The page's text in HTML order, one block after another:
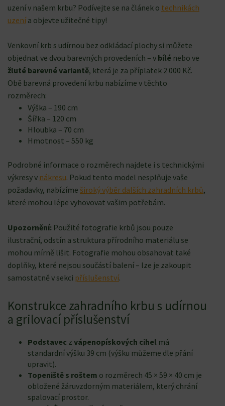
uzení v našem krbu? Podívejte se na článek o technikách
uzenía objevte užitečné tipy!
Venkovní krb s udírnou bez odkládací plochy si můžete
objednat ve dvou barevných provedeních – v bílé nebo ve
žluté barevné variantě, která je za příplatek 2 000 Kč.
Obě barevná provedení krbu nabízíme v těchto
rozměrech:
Výška – 190 cm
Šířka – 120 cm
Hloubka – 70 cm
Hmotnost – 550 kg
Podrobné informace o rozměrech najdete i s technickými
výkresy v nákresu. Pokud tento model nesplňuje vaše
požadavky, nabízíme široký výběr dalších zahradních krbů,
které mohou lépe vyhovovat vašim potřebám.
Upozornění: Použité fotografie krbů jsou pouze
ilustrační, odstín a struktura přírodního materiálu se
mohou mírně lišit. Fotografie mohou obsahovat také
doplňky, které nejsou součástí balení – lze je zakoupit
samostatně v sekci příslušenství.
Konstrukce zahradního krbu s udírnou
a grilovací příslušenství
Podstavec z vápenopískových cihel má
standardní výšku 39 cm (výšku můžeme dle přání
upravit).
Topeniště s roštem o rozměrech 45 × 59 × 40 cm je
obložené žáruvzdorným materiálem, který chrání
spalovací prostor.